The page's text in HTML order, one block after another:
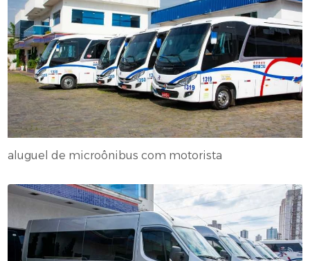
aluguel de microônibus com motorista